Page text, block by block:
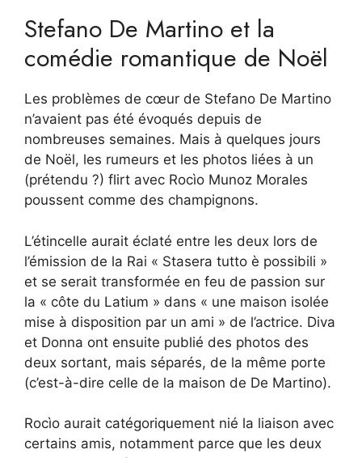
Stefano De Martino et la
comédie romantique de Noël
Les problèmes de cœur de Stefano De Martino
n’avaient pas été évoqués depuis de
nombreuses semaines. Mais à quelques jours
de Noël, les rumeurs et les photos liées à un
(prétendu ?) flirt avec Rocìo Munoz Morales
poussent comme des champignons.
L’étincelle aurait éclaté entre les deux lors de
l’émission de la Rai « Stasera tutto è possibili »
et se serait transformée en feu de passion sur
la « côte du Latium » dans « une maison isolée
mise à disposition par un ami » de l’actrice. Diva
et Donna ont ensuite publié des photos des
deux sortant, mais séparés, de la même porte
(c’est-à-dire celle de la maison de De Martino).
Rocìo aurait catégoriquement nié la liaison avec
certains amis, notamment parce que les deux